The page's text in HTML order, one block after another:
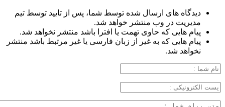
دیدگاه های ارسال شده توسط شما، پس از تایید توسط تیم
مدیریت در وب منتشر خواهد شد.
پیام هایی که حاوی تهمت یا افترا باشد منتشر نخواهد شد.
پیام هایی که به غیر از زبان فارسی یا غیر مرتبط باشد منتشر
نخواهد شد.